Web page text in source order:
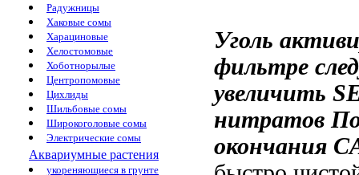
Радужницы
Хаковые сомы
Харациновые
Хелостомовые
Хоботнорылые
Центропомовые
Цихлиды
Шильбовые сомы
Широкоголовые сомы
Электрические сомы
Аквариумные растения
укореняющиеся в грунте
Уголь
фильтре
увеличить
нитратов
окончания